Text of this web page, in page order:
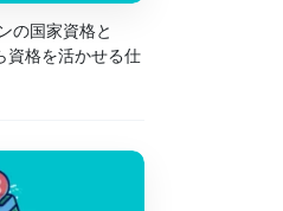
の国家資格と
資格を活かせる仕